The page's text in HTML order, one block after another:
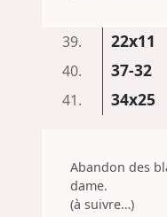
39. 22x11
40. 37-32
41. 34x25
Abandon des
dame.
(à suivre…)